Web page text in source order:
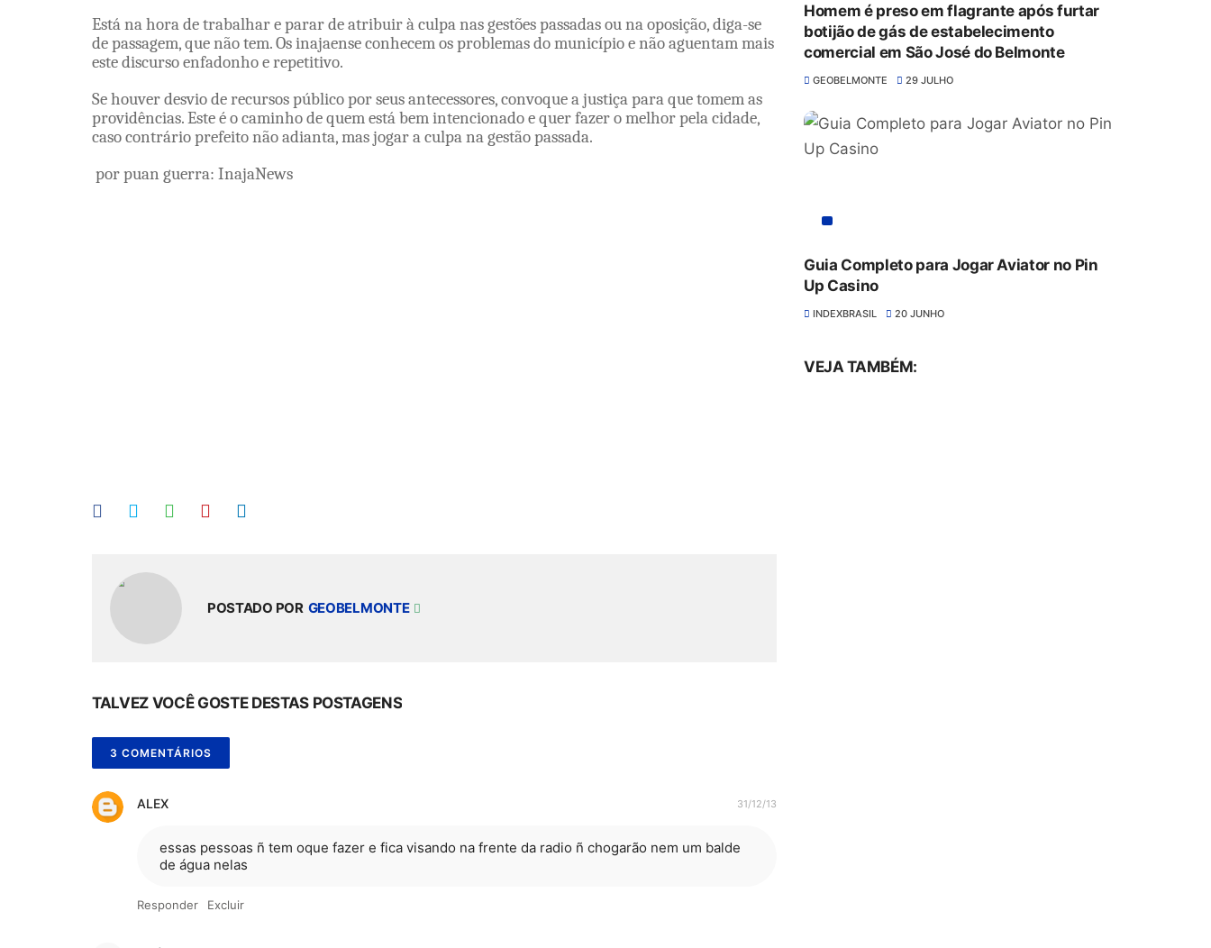
Está na hora de trabalhar e parar de atribuir à culpa nas gestões passadas ou na oposição, diga-se
de passagem, que não tem. Os inajaense conhecem os problemas do município e não aguentam mais
este discurso enfadonho e repetitivo.
Se houver desvio de recursos público por seus antecessores, convoque a justiça para que tomem as
providências. Este é o caminho de quem está bem intencionado e quer fazer o melhor pela cidade,
caso contrário prefeito não adianta, mas jogar a culpa na gestão passada.
por puan guerra: InajaNews
POSTADO POR GEOBELMONTE
TALVEZ VOCÊ GOSTE DESTAS POSTAGENS
3 COMENTÁRIOS
ALEX 31/12/13
essas pessoas ñ tem oque fazer e fica visando na frente da radio ñ chogarão nem um balde
de água nelas
Responder Excluir
Homem é preso em flagrante após furtar
botijão de gás de estabelecimento
comercial em São José do Belmonte
GEOBELMONTE 29 JULHO
Guia Completo para Jogar Aviator no Pin
Up Casino
INDEXBRASIL 20 JUNHO
VEJA TAMBÉM: